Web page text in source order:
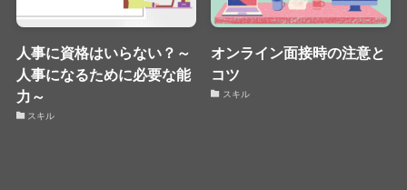
人事に資格はいらない？～
人事になるために必要な能
力～
スキル
オンライン面接時の注意と
コツ
スキル